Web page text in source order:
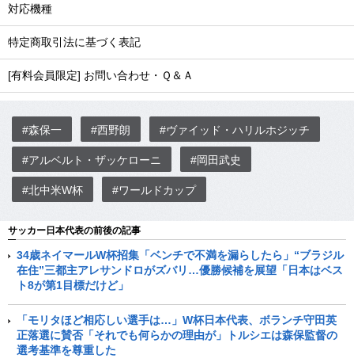
対応機種
特定商取引法に基づく表記
[有料会員限定] お問い合わせ・Ｑ＆Ａ
#森保一 #西野朗 #ヴァイッド・ハリルホジッチ
#アルベルト・ザッケローニ #岡田武史
#北中米W杯 #ワールドカップ
サッカー日本代表の前後の記事
34歳ネイマールW杯招集「ベンチで不満を漏らしたら」“ブラジル
在住”三都主アレサンドロがズバリ…優勝候補を展望「日本はベス
ト8が第1目標だけど」
「モリタほど相応しい選手は…」W杯日本代表、ボランチ守田英
正落選に賛否「それでも何らかの理由が」トルシエは森保監督の
選考基準を尊重した